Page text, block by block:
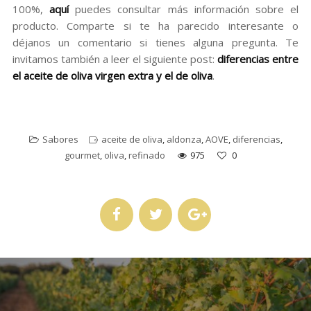
100%,aquípuedes consultar más información sobre el
producto. Comparte si te ha parecido interesante o
déjanos un comentario si tienes alguna pregunta. Te
invitamos también a leer el siguiente post:diferencias entre
el aceite de oliva virgen extra y el de oliva.
Sabores aceite de oliva, aldonza,AOVE, diferencias,
gourmet, oliva,refinado 975 0